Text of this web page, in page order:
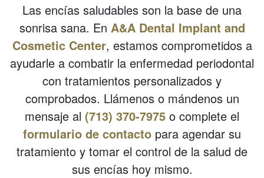
Las encías saludables son la base de una
sonrisa sana. En A&A Dental Implant and
Cosmetic Center, estamos comprometidos a
ayudarle a combatir la enfermedad periodontal
con tratamientos personalizados y
comprobados. Llámenos o mándenos un
mensaje al (713) 370-7975 o complete el
formulario de contacto para agendar su
tratamiento y tomar el control de la salud de
sus encías hoy mismo.